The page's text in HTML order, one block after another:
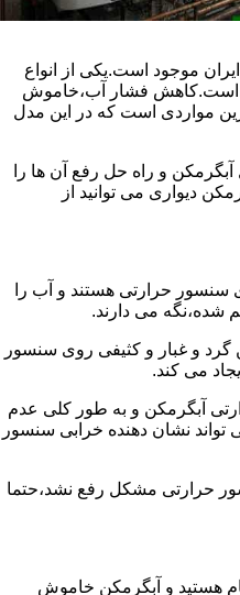
موجود است.یکی از انواع
فشار آب،خاموش
مواردی است که در این مدل
و راه حل رفع آن ها را
دیواری می توانید از
سنسور حرارتی هستند و آب را
می دارند.
گرد و غبار و کثیفی روی سنسور
می کند.
آبگرمکن و به طور کلی عدم
نشان دهنده خرابی سنسور
حرارتی مشکل رفع نشد،حتما
هستید و آبگرمکن خاموش